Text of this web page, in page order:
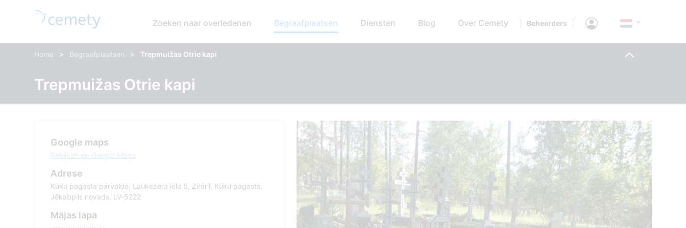
Zoeken naar overledenen Begraafplaatsen Diensten Blog Over Cemety Beheerders
Home > Begraafplaatsen > Trepmuižas Otrie kapi
Trepmuižas Otrie kapi
Google maps
Bekijken op Google Maps
Adrese
Kūku pagasta pārvalde, Laukezera iela 5, Zīlāni, Kūku pagasts,
Jēkabpils novads, LV-5222
Mājas lapa